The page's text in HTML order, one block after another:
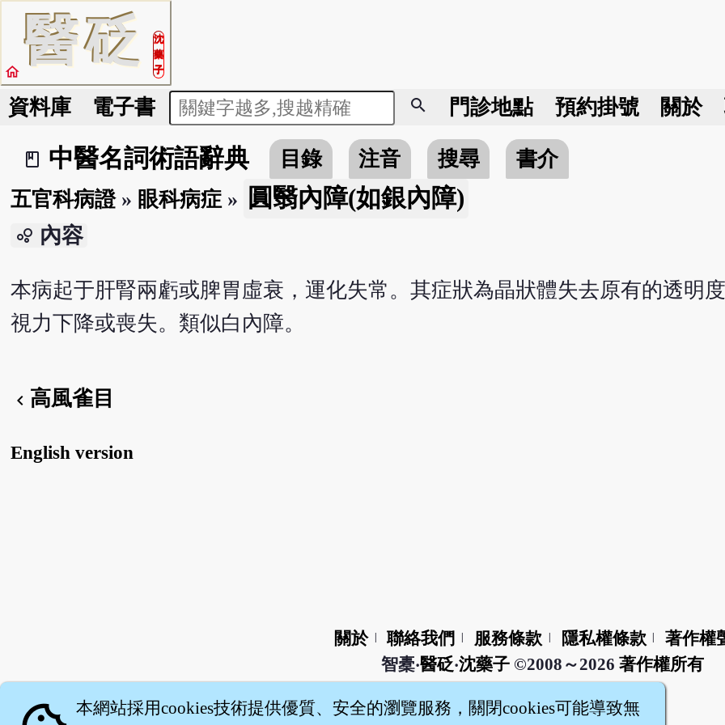
醫砭
沈
藥
子
home
資料庫 電子書 search 門診地點 預約掛號 關於
book_2
中醫名詞術語辭典 目錄 注音 搜尋
書介
五官科病證» 眼科病症» 圓翳內障(如銀內障)
bubble_chart 內容
本病起于肝腎兩虧或脾胃虛衰，運化失常。其症狀為晶狀體失去原有的透明
視力下降或喪失。類似白內障。
chevron_left 高風雀目
English version
關於 聯絡我們 服務條款 隱私權條款
著作權
智橐‧醫砭‧沈藥子©2008～2026 著作權所有
本網站採用cookies技術提供優質、安全的瀏覽服務，關閉cookies可能導致無